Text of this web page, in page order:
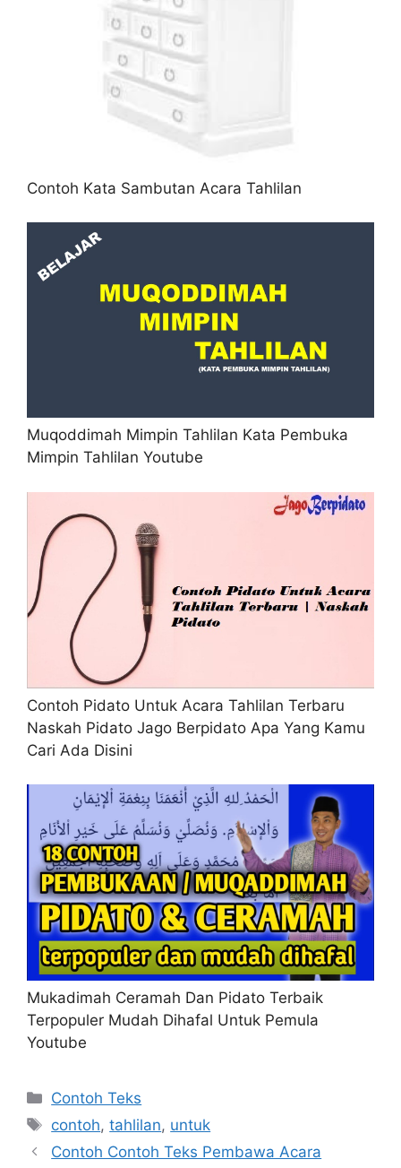
Contoh Kata Sambutan Acara Tahlilan
Muqoddimah Mimpin Tahlilan Kata Pembuka
Mimpin Tahlilan Youtube
Contoh Pidato Untuk Acara Tahlilan Terbaru
Naskah Pidato Jago Berpidato Apa Yang Kamu
Cari Ada Disini
Mukadimah Ceramah Dan Pidato Terbaik
Terpopuler Mudah Dihafal Untuk Pemula
Youtube
Kategori
Contoh Teks
Tag
contoh,tahlilan, untuk
Contoh Contoh Teks Pembawa Acara